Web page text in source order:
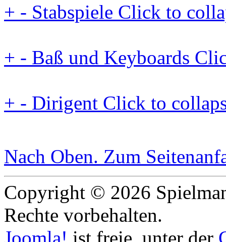
+ - Stabspiele Click to
+ - Baß und Keyboards
+ - Dirigent Click to
Nach Oben. Zum
Copyright © 2026
Rechte vorbehalten.